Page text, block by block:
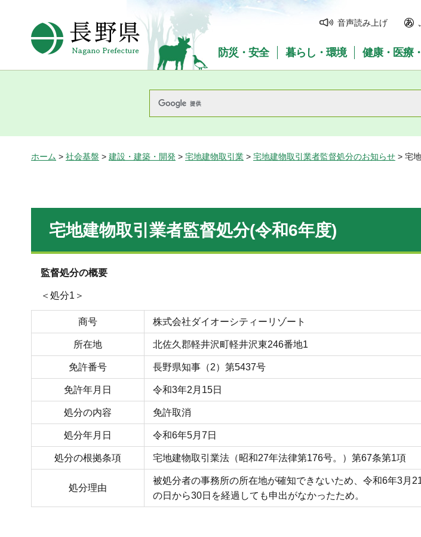
長野県Nagano Prefecture
音声読み上げ
防災・安全 暮らし・環境 健康・医療
ホーム > 社会基盤 > 建設・建築・開発 > 宅地建物取引業 > 宅地建物取引業者監督処分のお知らせ > 宅
宅地建物取引業者監督処分(令和6年度)
監督処分の概要
＜処分1＞
商号 株式会社ダイオーシティーリゾート
所在地 北佐久郡軽井沢町軽井沢東246番地1
免許番号 長野県知事（2）第5437号
免許年月日 令和3年2月15日
処分の内容 免許取消
処分年月日 令和6年5月7日
処分の根拠条項 宅地建物取引業法（昭和27年法律第176号。）第67条第1項
処分理由
被処分者の事務所の所在地が確知できないため、令和6年3月
の日から30日を経過しても申出がなかったため。